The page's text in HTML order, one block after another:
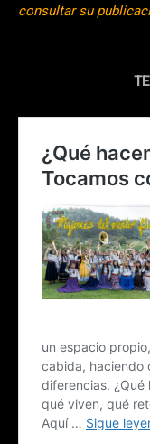
consultar su